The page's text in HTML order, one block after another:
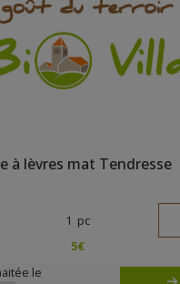
à lèvres mat Tendresse
1 pc
5€
le